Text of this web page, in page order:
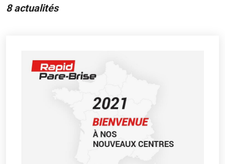
8 actualités